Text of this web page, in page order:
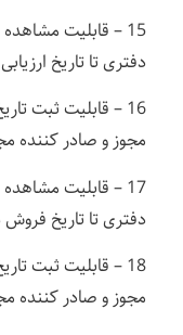
15 – قابلیت
دفتری تا تاریخ
16 – قابلیت ثبت
مجوز و صادر کننده
17 – قابلیت
دفتری تا تاریخ فروش
18 – قابلیت ثبت
مجوز و صادر کننده